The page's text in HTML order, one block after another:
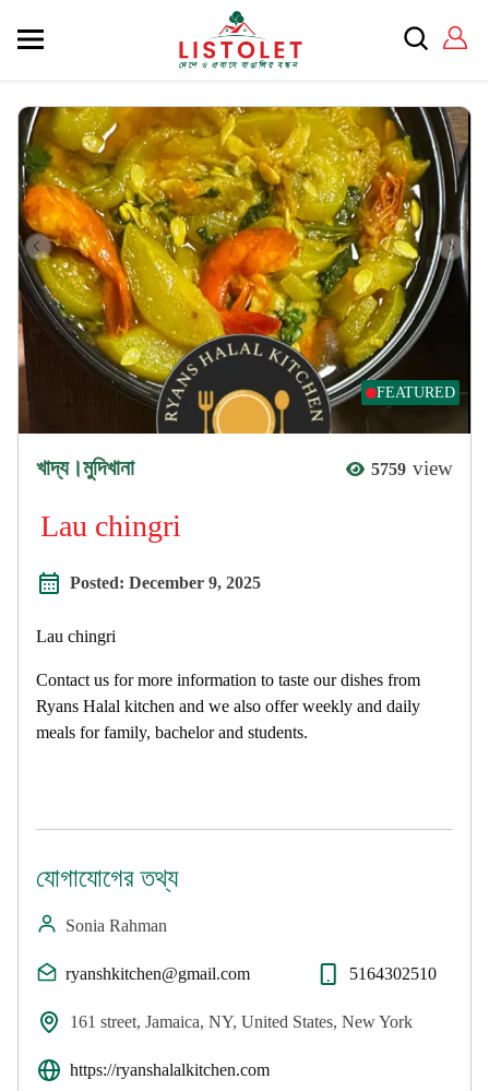
FEATURED
খাদ্য।মুদিখানা 5759 view
Lau chingri
Posted: December 9, 2025
Lau chingri
Contact us for more information to taste our dishes from
Ryans Halal kitchen and we also offer weekly and daily
meals for family, bachelor and students.
যোগাযোগের তথ্য
Sonia Rahman
ryanshkitchen@gmail.com 5164302510
161 street, Jamaica, NY, United States, New York
https://ryanshalalkitchen.com